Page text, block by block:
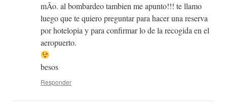
mÃ­o. al bombardeo tambien me apunto!!! te llamo
luego que te quiero preguntar para hacer una reserva
por hotelopia y para confirmar lo de la recogida en el
aeropuerto.
besos
Responder